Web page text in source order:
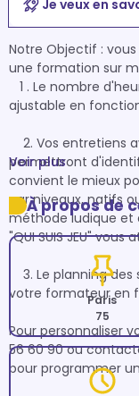
Je veux en
Notre Objectif :
une formation sur
1 . Le nombre
ajustable en
2. Vos
permettront
convient le mieux
par niveaux, natifs
méthode ludique et
"QUI SUIS JEU"
3. Le planning
votre formateur en
Pour personnaliser
56 60 90 ou
pour programmer
Voir plus
À propos de
Paris
75